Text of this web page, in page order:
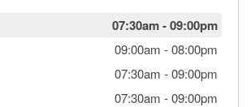
07:30am-09:00pm
09:00am -08:00pm
07:30am -09:00pm
07:30am -09:00pm